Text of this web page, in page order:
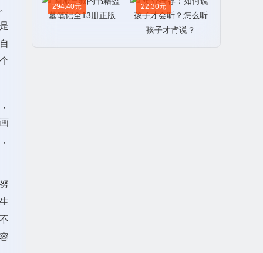
全套六册完整版正品
巧：口才三绝、为人
294.40元 22.30元